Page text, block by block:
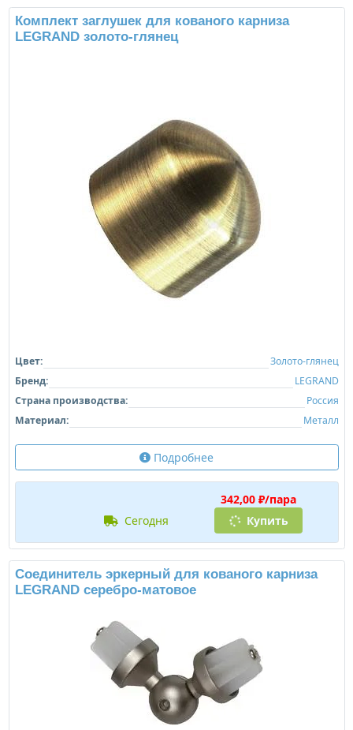
Комплект заглушек для кованого карниза
LEGRAND золото-глянец
Цвет:
Золото-глянец
Бренд:
LEGRAND
Страна производства:
Россия
Материал:
Металл
Подробнее
342,00 ₽/пара
сегодня
Купить
Соединитель эркерный для кованого карниза
LEGRAND серебро-матовое